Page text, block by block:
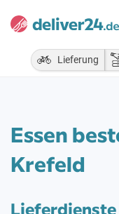
Lieferung
Essen
Krefeld